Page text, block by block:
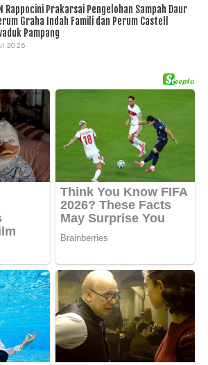
Rappocini Prakarsai Pengelohan Sampah Daur
Graha Indah Famili dan Perum Castell
Pampang
2026